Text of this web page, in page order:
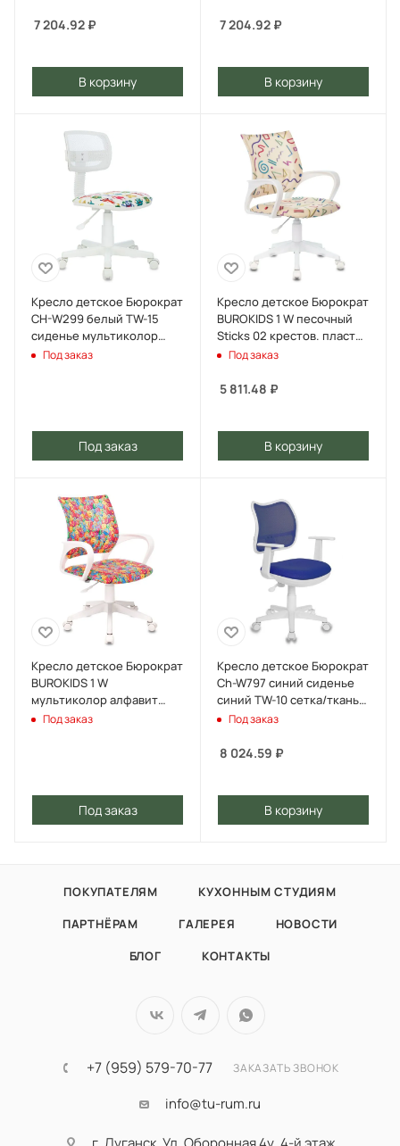
7 204.92 ₽
В корзину
7 204.92 ₽
В корзину
Кресло детское Бюрократ
CH-W299 белый TW-15
сиденье мультиколор
монстры сетка/ткань
Под заказ
Под заказ
Кресло детское Бюрократ
BUROKIDS 1 W песочный
Sticks 02 крестов. пластик
пластик белый
Под заказ
5 811.48 ₽
В корзину
Кресло детское Бюрократ
BUROKIDS 1 W
мультиколор алфавит
крестов. пластик пластик
Под заказ
Под заказ
Кресло детское Бюрократ
Ch-W797 синий сиденье
синий TW-10 сетка/ткань
крестов. пластик пластик
Под заказ
8 024.59 ₽
В корзину
ПОКУПАТЕЛЯМ
КУХОННЫМ СТУДИЯМ
ПАРТНЁРАМ
ГАЛЕРЕЯ
НОВОСТИ
БЛОГ
КОНТАКТЫ
+7 (959) 579-70-77 ЗАКАЗАТЬ ЗВОНОК
info@tu-rum.ru